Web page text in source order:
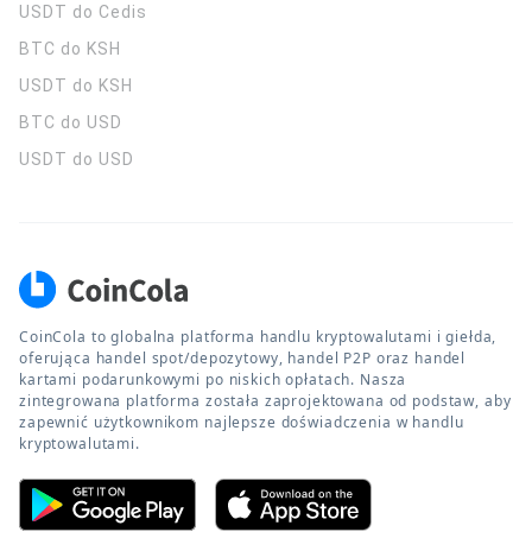
USDT do Cedis
BTC do KSH
USDT do KSH
BTC do USD
USDT do USD
CoinCola to globalna platforma handlu kryptowalutami i giełda,
oferująca handel spot/depozytowy, handel P2P oraz handel
kartami podarunkowymi po niskich opłatach. Nasza
zintegrowana platforma została zaprojektowana od podstaw, aby
zapewnić użytkownikom najlepsze doświadczenia w handlu
kryptowalutami.